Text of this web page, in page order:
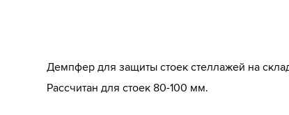
Демпфер для защиты стоек стеллажей на
Рассчитан для стоек 80-100 мм.